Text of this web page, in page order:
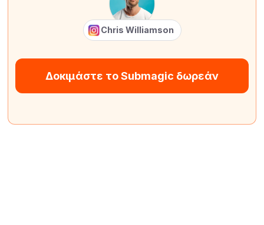
Chris Williamson
Δοκιμάστε το Submagic δωρεάν